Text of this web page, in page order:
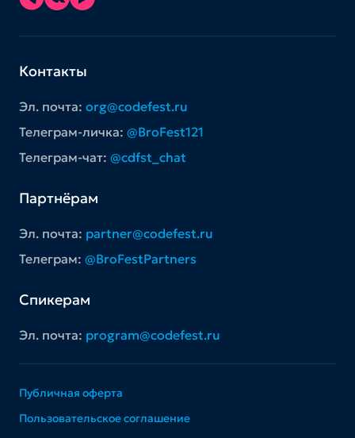
Контакты
Эл. почта: org@codefest.ru
Телеграм-личка: @BroFest121
Телеграм-чат: @cdfst_chat
Партнёрам
Эл. почта: partner@codefest.ru
Телеграм: @BroFestPartners
Спикерам
Эл. почта: program@codefest.ru
Публичная оферта
Пользовательское соглашение